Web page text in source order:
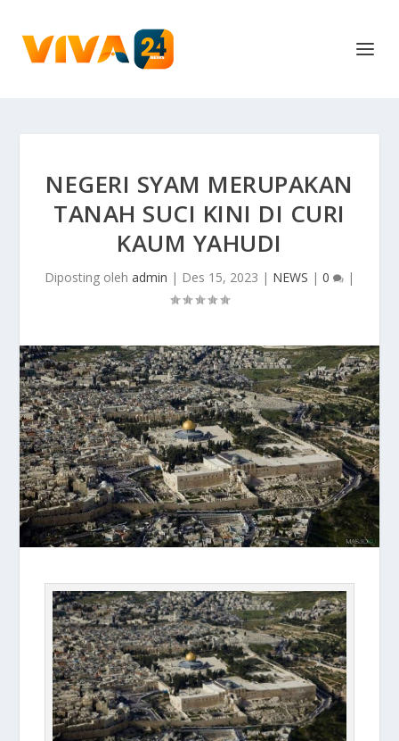
NEGERI SYAM MERUPAKAN
TANAH SUCI KINI DI CURI
KAUM YAHUDI
Diposting oleh admin | Des 15, 2023 | NEWS | 0 |